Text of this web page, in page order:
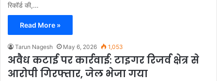
रिकॉर्ड की,…
Read More »
Tarun Nagesh May 6, 2026 1,053
अवैध कटाई पर कार्रवाई: टाइगर रिजर्व क्षेत्र से
आरोपी गिरफ्तार, जेल भेजा गया